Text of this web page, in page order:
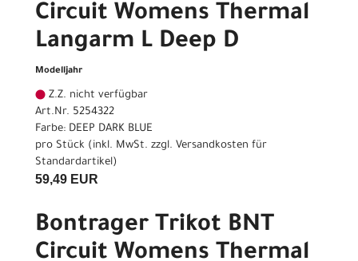
Circuit Womens Thermal
Langarm L Deep D
Modelljahr
Z.Z. nicht verfügbar
Art.Nr. 5254322
Farbe: DEEP DARK BLUE
pro Stück (inkl. MwSt. zzgl. Versandkosten für
Standardartikel)
59,49 EUR
Bontrager Trikot BNT
Circuit Womens Thermal